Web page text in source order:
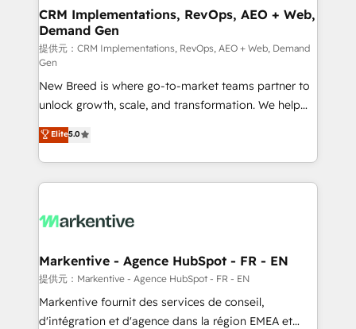
の統合・浸透・変革管理を実行します。 ▸ CMS戦略設
計・構築：リード獲得・CVR・SEOを前提にした情報設
計・導線設計・テンプレート設計をContent Hubで一体
提供。 ▸ 既存CRM・MAからの移行支援：Salesforce・
Marketo・Pardot等からの移行、カスタム設計、履歴
データ移行と活用設計まで。 ▸ AEO対応：ChatGPT・
ンツとサイト構造を最適化。 🏆 なぜ100incを選ぶの
か？ ✓ HubSpot Eliteパートナー認定 ✓ HubSpotアワ
ード受賞・HUGリーダー ✓ ISO27001:2022 /
HubSpot大百科 出版 CRM・AI活用に関するご相談、現
せください。
trainers to drive platform adoption. 📈 Revenue
Generation - Full-funnel marketing and high-
performance advertising via Point Success Media. -
Expert deployment of Breeze AI and custom agents
to automate growth. 🏆 Elite Excellence - 8 platform
accreditations and deep HIPAA-compliance
expertise. - A team of 250+ experts dedicated to
your resilient growth.
CRM Implementations, RevOps, AEO + Web,
Demand Gen
提供元：CRM Implementations, RevOps, AEO + Web, Demand
Gen
New Breed is where go-to-market teams partner to
unlock growth, scale, and transformation. We help
companies activate HubSpot’s AI-powered
customer platform and operationalize HubSpot’s
Loop Marketing framework through expert-led
services, smart agents, and purpose-built apps,
results, fast. ⚙️CRM & RevOps: Align all Hubs to your
🎯Demand Gen & ABM: Drive pipeline with inbound,
ABM, AEO, SEO, & paid media. 👩‍💻Web Design:
Build high-performing websites with UX, messaging,
& conversion strategy that drive results. 🤖AI
Elite5.0
Markentive - Agence HubSpot - FR - EN
提供元：Markentive - Agence HubSpot - FR - EN
Markentive fournit des services de conseil,
d'intégration et d'agence dans la région EMEA et